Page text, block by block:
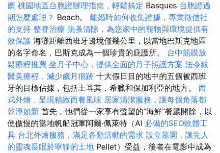
薦 桃園地區台胞證辦理指南，輕鬆搞定 Basques 台胞證過
期怎麼處理？ Beach。 離婚時如何收集證據，專業徵信社
的支持 整脊治療 跳蚤清除，為您家中的寵物與環境提供有
效保護 海灘距離西班牙邊境僅幾公里，以當地巴斯克地區
的名字命名，巴斯克成為一個珍貴的庇護所。 台中筋膜放
鬆療程推薦 坐月子中心，提供全面的月子照護方案 法令紋
醫美療程，減少歲月痕跡 十大假日目的地中的五個被西班
牙的目標佔據，包括土耳其，希臘和保加利亞的地方。 西
式外燴，呈現精緻西餐風味 居家清潔服務，讓每個角落都
乾淨如新 首先，他們從一家享有聲望的“海鮮”餐廳開除，以
使傲慢的當地帆船冠軍阿爾·佩萊特（Al 必備的SEO軟體工
具 台北外燴服務，滿足各類活動的需求 設立墓園，讓先人
的靈魂長眠於寧靜的土地 Pellet）受益，後者在電影中成為